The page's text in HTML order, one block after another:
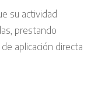
su actividad
prestando
aplicación directa